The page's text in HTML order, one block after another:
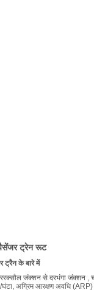
ट्रेन रूट
ट्रैन के बारे में
जंक्शन से दरभंगा जंक्शन ,
अग्रिम आरक्षण अवधि